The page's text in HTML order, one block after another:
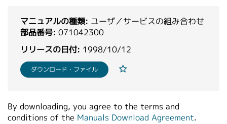
繁體中文
マニュアルの種類: ユーザ／サービスの組み合わせ
部品番号: 071042300
リリースの日付: 1998/10/12
ダウンロード・ファイル
By downloading, you agree to the terms and
conditions of the Manuals Download Agreement.